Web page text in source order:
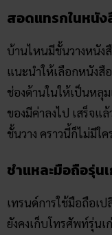
สอดแทรกในหนั
บ้านไหนมีชั้นวางหนัง
แนะนำให้เลือกหนังสื
ช่องด้านในให้เป็นหลุ
ของมีค่าลงไป เสร็จแ
ชั้นวาง คราวนี้ก็ไม่มีใ
ชำแหละมือถือรุ่น
เทรนด์การใช้มือถือเ
ยังคงเก็บโทรศัพท์รุ่นเ